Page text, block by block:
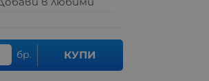
бр. КУПИ